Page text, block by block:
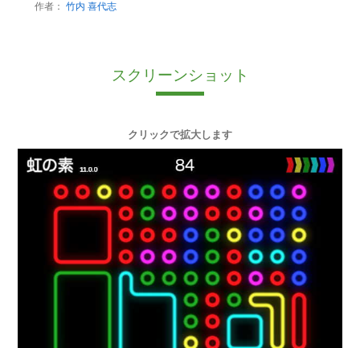
作者： 竹内 喜代志
スクリーンショット
クリックで拡大します